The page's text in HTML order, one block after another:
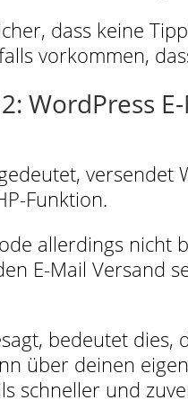
dass keine
vorkommen,
WordPress
versendet
Funktion.
allerdings nicht
E-Mail Versand
bedeutet dies,
über deinen
schneller und